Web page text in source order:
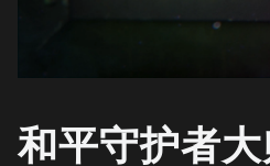
游戏和平守护者